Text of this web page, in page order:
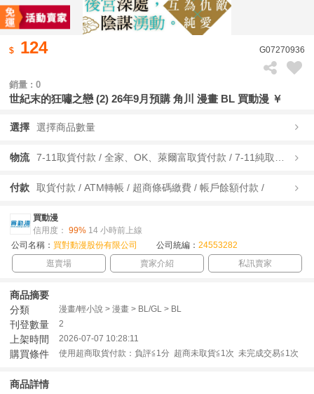
124 G07270936
銷量 : 0
世紀末的狂嘯之戀 (2) 26年9月預購 角川 漫畫 BL 買動漫 ￥
選擇 選擇商品數量
物流
付款 取貨付款 / ATM轉帳 / 超商條碼繳費 / 帳戶餘額付款 /
買動漫
信用度： 99% 14 小時前上線
公司名稱： 買對動漫股份有限公司 公司統編： 24553282
逛賣場
賣家介紹 私訊賣家
商品摘要
分類
漫畫/輕小說 > 漫畫 > BL/GL > BL
刊登數量 2
上架時間 2026-07-07 10:28:11
購買條件 使用超商取貨付款：負評≦1分 超商未取貨≦1次 未完成交易≦1次
商品詳情